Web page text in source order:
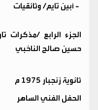
- أبين تايم/ وثائقيات
الجزء الرابع /مذكرات
حسين صالح الناخبي
ثانوية زنجبار 1975 م
الحفل الفني الساهر